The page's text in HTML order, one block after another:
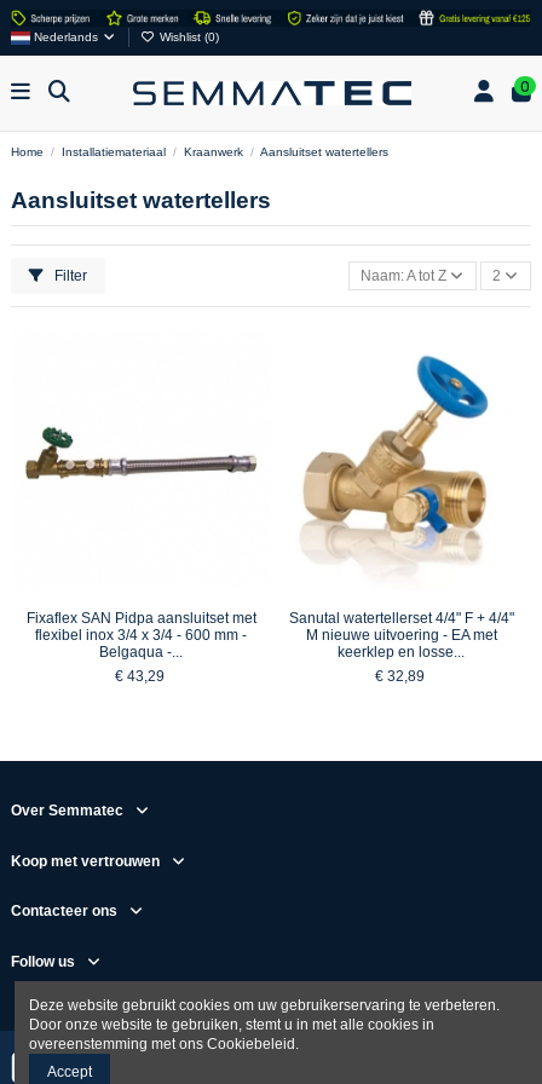
Nederlands Wishlist (0)
0
Home Installatiemateriaal Kraanwerk Aansluitset watertellers
Aansluitset watertellers
Filter Naam: A tot Z 2
Fixaflex SAN Pidpa aansluitset met
flexibel inox 3/4 x 3/4 - 600 mm -
Belgaqua -...
€ 43,29
Sanutal watertellerset 4/4" F + 4/4"
M nieuwe uitvoering - EA met
keerklep en losse...
€ 32,89
Over Semmatec
Koop met vertrouwen
Contacteer ons
Follow us
Deze website gebruikt cookies om uw gebruikerservaring te verbeteren.
Door onze website te gebruiken, stemt u in met alle cookies in
overeenstemming met ons Cookiebeleid.
Accept